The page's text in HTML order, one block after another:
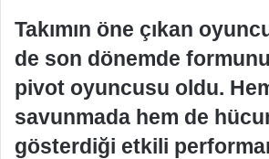
Takımın öne çıkan
de son dönemde
pivot oyuncusu oldu.
savunmada hem de
gösterdiği etkili